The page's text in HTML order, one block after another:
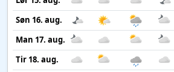
Søn 16. aug.
Man 17. aug.
Tir 18. aug.